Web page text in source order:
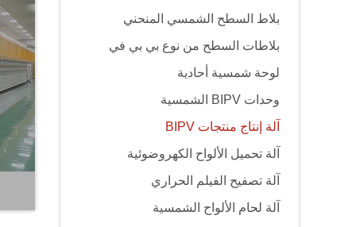
بلاط السطح الشمسي المنحني
بلاطات السطح من نوع بي بي في
لوحة شمسية أحادية
وحدات BIPV الشمسية
آلة إنتاج منتجات BIPV
آلة تحميل الألواح الكهروضوئية
آلة تصفيح الفيلم الحراري
آلة لحام الألواح الشمسية